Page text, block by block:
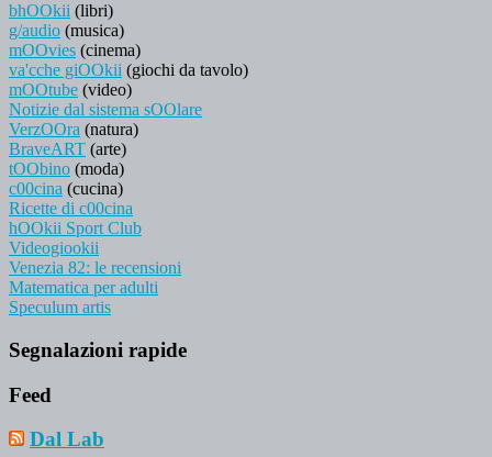
bhOOkii (libri)
g/audio (musica)
mOOvies (cinema)
va'cche giOOkii (giochi da tavolo)
mOOtube (video)
Notizie dal sistema sOOlare
VerzOOra (natura)
BraveART (arte)
tOObino (moda)
c00cina (cucina)
Ricette di c00cina
hOOkii Sport Club
Videogiookii
Venezia 82: le recensioni
Matematica per adulti
Speculum artis
Segnalazioni rapide
Feed
Dal Lab